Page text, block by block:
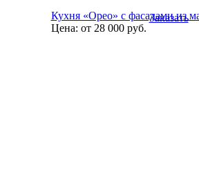
Кухня «Орео» с фасадами из
Цена: от 28 000руб.
Заказать